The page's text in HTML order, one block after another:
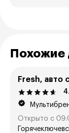
Похожие
Fresh, авто
Открыто с